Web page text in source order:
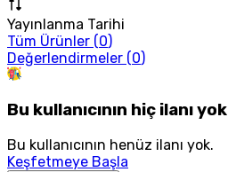
Yayınlanma Tarihi
Tüm Ürünler (0)
Değerlendirmeler (0)
Bu kullanıcının hiç ilanı yok
Bu kullanıcının henüz ilanı yok.
Keşfetmeye Başla